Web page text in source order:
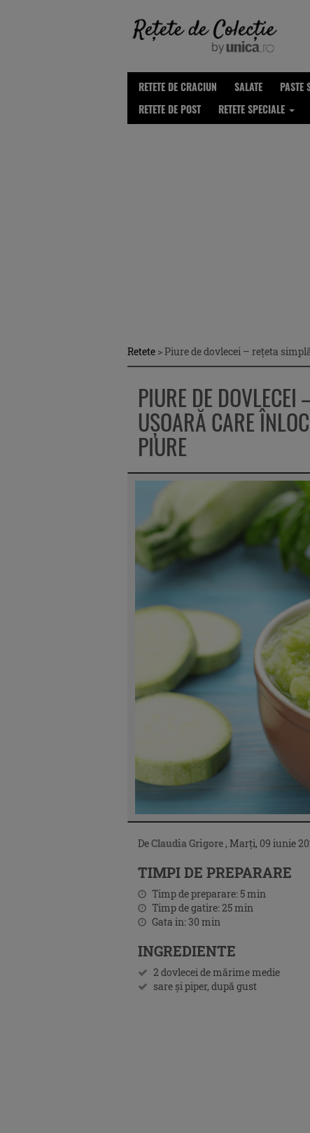
RETETE DE CRACIUN SALATE PASTE
RETETE DE POST
RETETE SPECIALE
Retete >Piure de dovlecei – rețeta
PIURE DE
UȘOARĂ CARE
PIURE
DeClaudia Grigore , Marți, 09 iunie
TIMPI DE PREPARARE
Timp de preparare: 5min
Timp de gatire:25min
Gata in:30 min
INGREDIENTE
2 dovlecei de mărime medie
sare și piper, după gust